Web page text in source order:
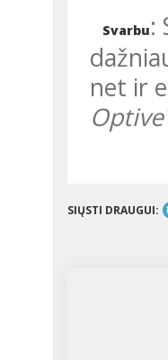
Svarbu:
net ir
SIŲSTI DRAUGUI: